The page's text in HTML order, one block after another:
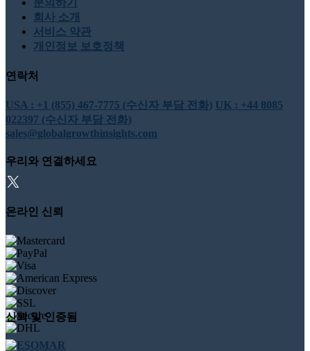
문의하기
회사 소개
서비스 약관
개인정보 보호정책
연락처
USA : +1 (855) 467-7775 (수신자 부담 전화) UK : +44 8085
022397 (수신자 부담 전화)
sales@globalgrowthinsights.com
우리와 연결하세요
온라인 신뢰
신뢰 및 인증됨